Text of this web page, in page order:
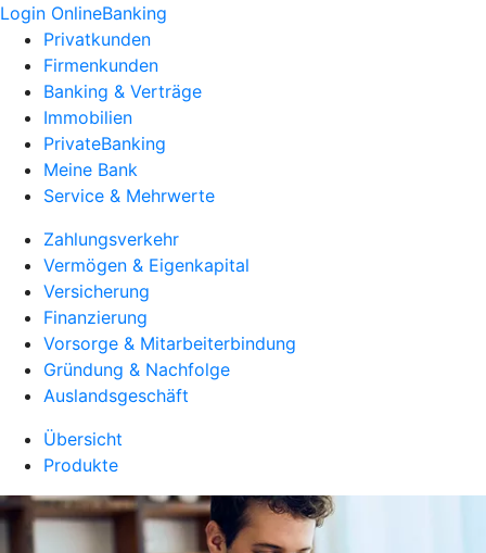
Login OnlineBanking
Privatkunden
Firmenkunden
Banking & Verträge
Immobilien
PrivateBanking
Meine Bank
Service & Mehrwerte
Zahlungsverkehr
Vermögen & Eigenkapital
Versicherung
Finanzierung
Vorsorge & Mitarbeiterbindung
Gründung & Nachfolge
Auslandsgeschäft
Übersicht
Produkte